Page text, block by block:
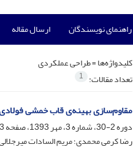
راهنمای نویسندگان ارسال مقاله
کلیدواژه‌ها =طراحی عملکردی
تعداد مقالات: 1
مقاوم‌سازی بهینه‌ی قاب خمشی
دوره 2-30، شماره 3، مهر 1393، صفحه
رضا کرمی محمدی؛ مریم السادات